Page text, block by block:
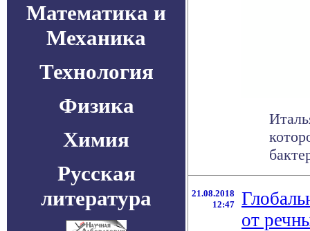
Математика и
Механика
Технология
Физика
Химия
Русская
литература
21.08.2018
12:47
от